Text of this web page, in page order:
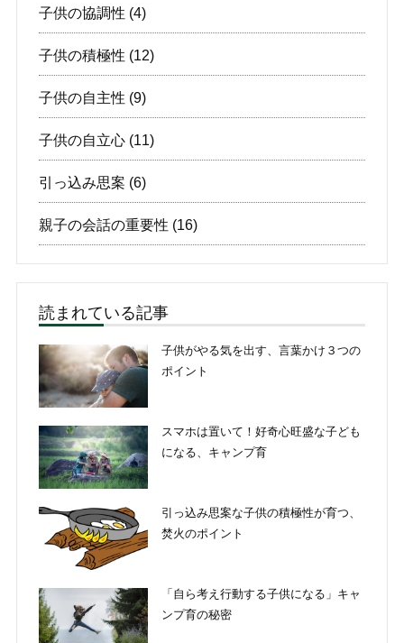
子供の協調性 (4)
子供の積極性 (12)
子供の自主性 (9)
子供の自立心(11)
引っ込み思案 (6)
親子の会話の重要性 (16)
読まれている記事
子供がやる気を出す、言葉かけ３つの
ポイント
スマホは置いて！好奇心旺盛な子ども
になる、キャンプ育
引っ込み思案な子供の積極性が育つ、
焚火のポイント
「自ら考え行動する子供になる」キャ
ンプ育の秘密